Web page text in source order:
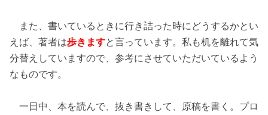
また、書いているときに行き詰った時にどうするかとい
えば、著者は歩きますと言っています。私も机を離れて気
分替えしていますので、参考にさせていただいているよう
なものです。
一日中、本を読んで、抜き書きして、原稿を書く。プロ